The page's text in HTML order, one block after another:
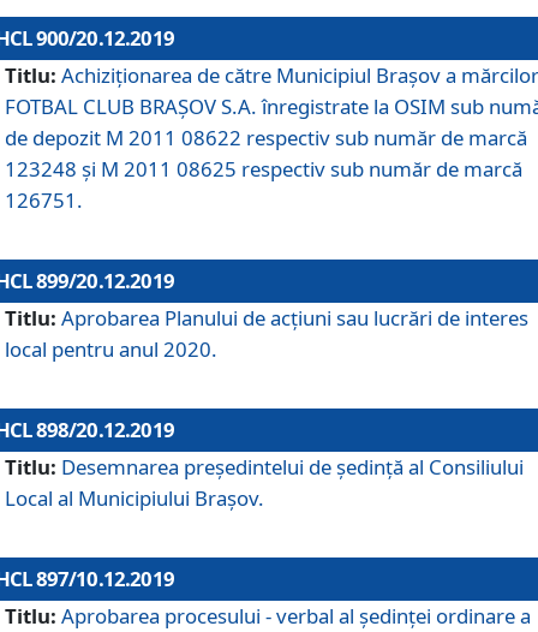
900/20.12.2019
Titlu: Achiziționarea de către Municipiul Brașov a mărcilor
FOTBAL CLUB BRAȘOV S.A. înregistrate la OSIM sub
de depozit M 2011 08622 respectiv sub număr de marcă
123248 și M 2011 08625 respectiv sub număr de marcă
126751.
899/20.12.2019
Titlu: Aprobarea Planului de acţiuni sau lucrări de interes
local pentru anul 2020.
898/20.12.2019
Titlu: Desemnarea preşedintelui de şedinţă al Consiliului
Local al Municipiului Braşov.
897/10.12.2019
Titlu: Aprobarea procesului - verbal al şedinţei ordinare a